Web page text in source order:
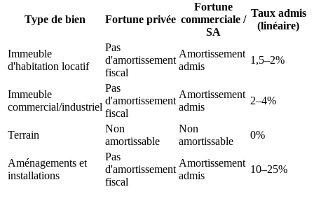
Type de bien Fortune privée
Fortune
commerciale /
SA
Taux admis
(linéaire)
Immeuble
d'habitation locatif
Pas
d'amortissement
fiscal
Amortissement
admis
1,5–2%
Immeuble
commercial/industriel
Pas
d'amortissement
fiscal
Amortissement
admis
2–4%
Terrain
Non
amortissable
Non
amortissable
0%
Aménagements et
installations
Pas
d'amortissement
fiscal
Amortissement
admis
10–25%